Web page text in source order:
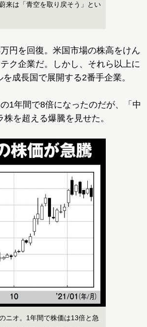
来は「青空を取り戻そう」とい
円を回復。米国市場の株高をけん
ク企業だ。しかし、それら以上に
成長国で展開する2番手企業。
1年間で8倍になったのだが、「中
を超える爆騰を見せた。
ニオ。1年間で株価は13倍と急